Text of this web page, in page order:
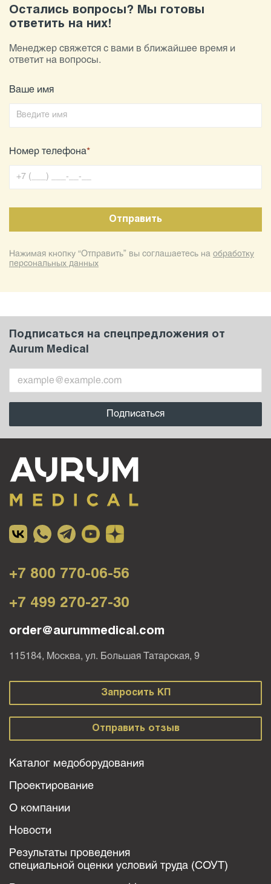
Остались вопросы? Мы готовы
ответить на них!
Менеджер свяжется с вами в ближайшее время и
ответит на вопросы.
Ваше имя
Номер телефона*
Нажимая кнопку “Отправить” вы соглашаетесь на обработку
персональных данных
Подписаться на спецпредложения от
Aurum Medical
Каталог медоборудования
Проектирование
О компании
Новости
Результаты проведения
специальной оценки условий труда (СОУТ)
+7 800 770-06-56
+7 499 270-27-30
order@aurummedical.com
115184, Москва, ул. Большая Татарская, 9
Запросить КП
Отправить отзыв